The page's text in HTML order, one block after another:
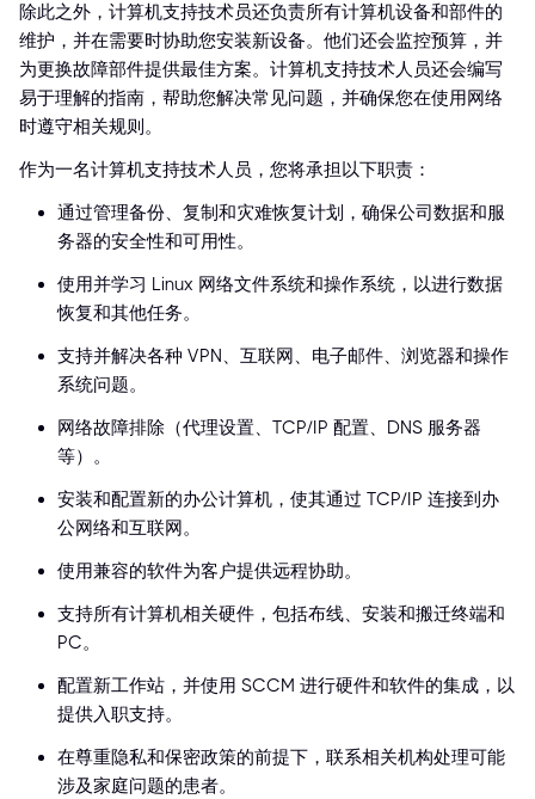
除此之外，计算机支持技术员还负责所有计算机设备和部件的
维护，并在需要时协助您安装新设备。他们还会监控预算，并
为更换故障部件提供最佳方案。计算机支持技术人员还会编写
易于理解的指南，帮助您解决常见问题，并确保您在使用网络
时遵守相关规则。
作为一名计算机支持技术人员，您将承担以下职责：
通过管理备份、复制和灾难恢复计划，确保公司数据和服
务器的安全性和可用性。
使用并学习 Linux 网络文件系统和操作系统，以进行数据
恢复和其他任务。
支持并解决各种 VPN、互联网、电子邮件、浏览器和操作
系统问题。
网络故障排除（代理设置、TCP/IP 配置、DNS 服务器
等）。
安装和配置新的办公计算机，使其通过 TCP/IP 连接到办
公网络和互联网。
使用兼容的软件为客户提供远程协助。
支持所有计算机相关硬件，包括布线、安装和搬迁终端和
PC。
配置新工作站，并使用 SCCM 进行硬件和软件的集成，以
提供入职支持。
在尊重隐私和保密政策的前提下，联系相关机构处理可能
涉及家庭问题的患者。